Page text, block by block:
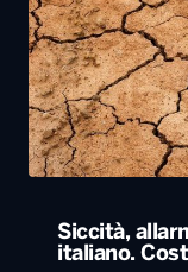
Siccità,
italiano.